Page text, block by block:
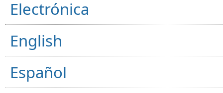
Electrónica
English
Español